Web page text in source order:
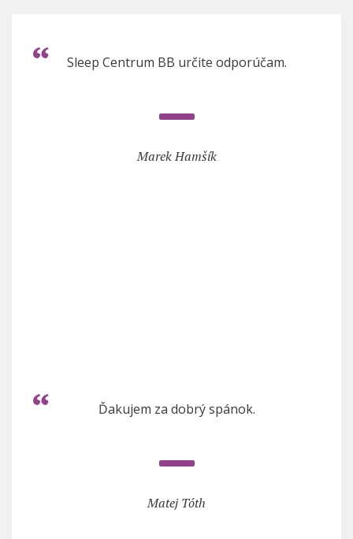
Sleep Centrum BB určite odporúčam.
Marek Hamšík
Ďakujem za dobrý spánok.
Matej Tóth